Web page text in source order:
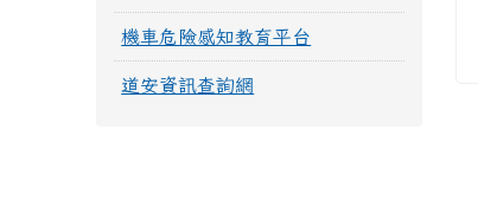
機車危險感知教育平台
道安資訊查詢網